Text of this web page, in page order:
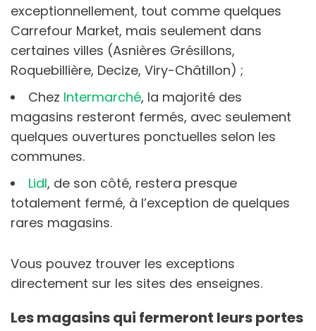
exceptionnellement, tout comme quelques
Carrefour Market, mais seulement dans
certaines villes (Asnières Grésillons,
Roquebillière, Decize, Viry-Châtillon) ;
Chez Intermarché, la majorité des
magasins resteront fermés, avec seulement
quelques ouvertures ponctuelles selon les
communes.
Lidl, de son côté, restera presque
totalement fermé, à l’exception de quelques
rares magasins.
Vous pouvez trouver les exceptions
directement sur les sites des enseignes.
Les magasins qui fermeront leurs portes